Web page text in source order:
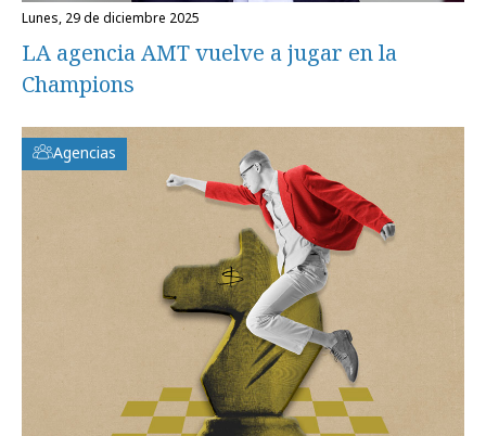
lunes, 29 de diciembre 2025
LA agencia AMT vuelve a jugar en la
Champions
Agencias